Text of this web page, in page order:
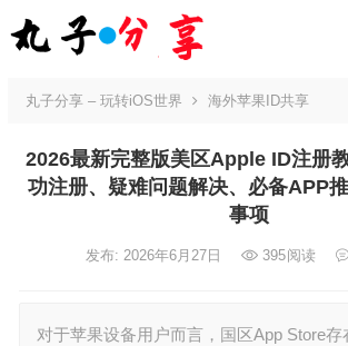
丸子分享 – 玩转iOS世界 海外苹果ID共享
2026最新完整版美区Apple ID注册
功注册、疑难问题解决、必备APP
事项
发布: 2026年6月27日 395阅读
对于苹果设备用户而言，国区App Store